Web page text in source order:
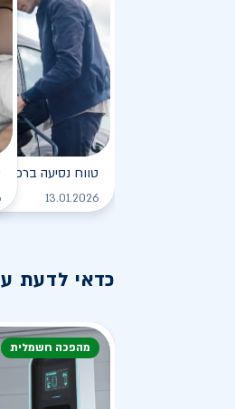
טווח נסיעה
13.01.2026
כדאי לדעת
מהפכה חשמלית